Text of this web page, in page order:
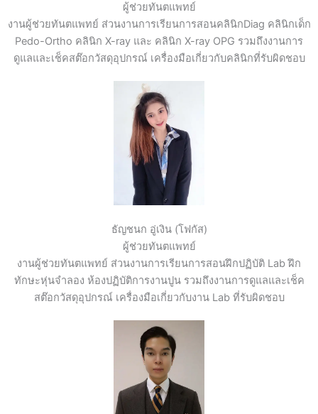
ผู้ช่วยทันตแพทย์
งานผู้ช่วยทันตแพทย์ ส่วนงานการเรียนการสอนคลินิกDiag คลินิกเด็ก
Pedo-Ortho คลินิก X-ray และ คลินิก X-ray OPG รวมถึงงานการ
ดูแลและเช็คสต๊อกวัสดุอุปกรณ์ เครื่องมือเกี่ยวกับคลินิกที่รับผิดชอบ
ธัญชนก อู่เงิน (โฟกัส)
ผู้ช่วยทันตแพทย์
งานผู้ช่วยทันตแพทย์ ส่วนงานการเรียนการสอนฝึกปฏิบัติ Lab ฝึก
ทักษะหุ่นจำลอง ห้องปฏิบัติการงานปูน รวมถึงงานการดูแลและเช็ค
สต๊อกวัสดุอุปกรณ์ เครื่องมือเกี่ยวกับงาน Lab ที่รับผิดชอบ